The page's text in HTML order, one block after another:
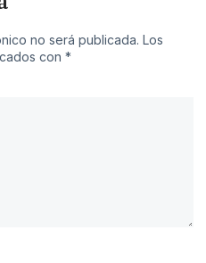
no será publicada. Los
con *